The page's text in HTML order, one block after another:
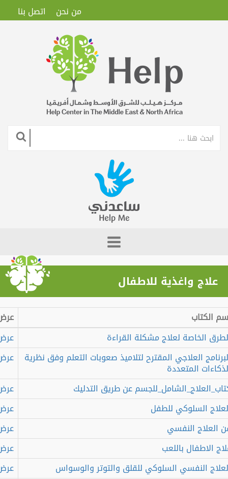
من نحن اتصل بنا
علاج واغذية للاطفال
الكتاب
عرض
الخاصة لعلاج مشكلة القراءة
عرض
العلاجي المقترح لتلاميذ صعوبات التعلم وفق نظرية
المتعددة
عرض
عن طريق التدليك
عرض
السلوكي للطفل
عرض
النفسي
عرض
الاطفال باللعب
عرض
النفسي السلوكي للقلق والتوتر والوسواس
عرض